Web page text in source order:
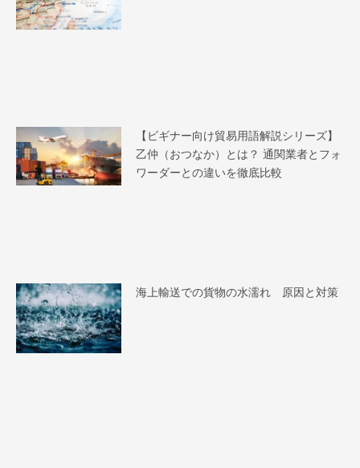
【ビギナー向け貿易用語解説シリーズ】
乙仲（おつなか）とは？ 通関業者とフォ
ワーダーとの違いを徹底比較
海上輸送での貨物の水濡れ 原因と対策